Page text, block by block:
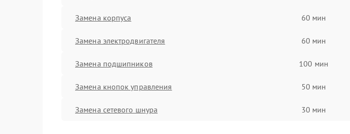
Замена корпуса 60 мин
Замена электродвигателя 60 мин
Замена подшипников 100 мин
Замена кнопок управления 50 мин
Замена сетевого шнура 30 мин